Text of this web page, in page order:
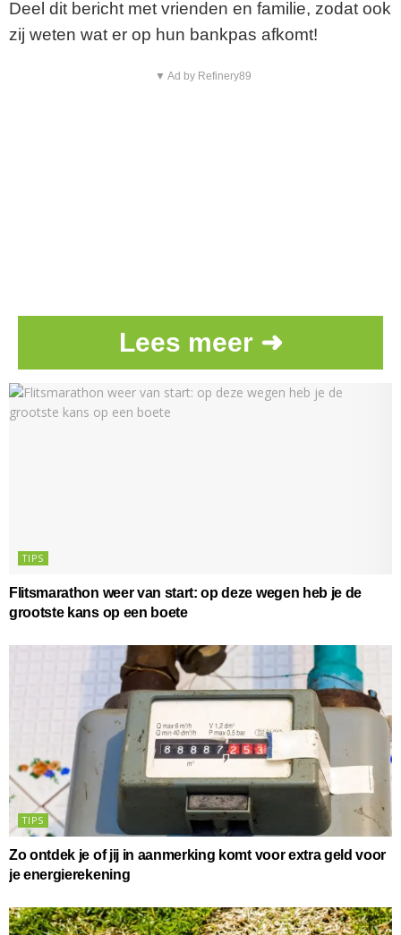
Deel dit bericht met vrienden en familie, zodat ook
zij weten wat er op hun bankpas afkomt!
▼ Ad by Refinery89
Lees meer ➜
TIPS
Flitsmarathon weer van start: op deze wegen heb je de
grootste kans op een boete
TIPS
Zo ontdek je of jij in aanmerking komt voor extra geld voor
je energierekening